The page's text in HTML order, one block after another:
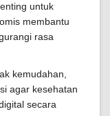
untuk
membantu
rasa
kemudahan,
agar kesehatan
secara